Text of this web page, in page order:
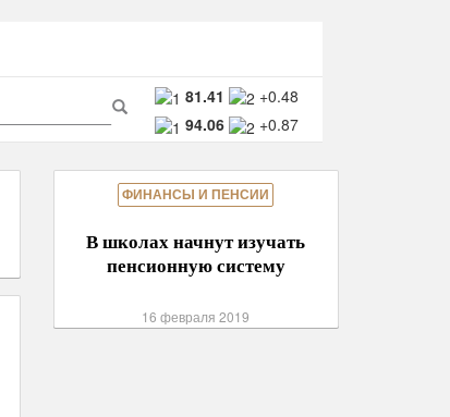
81.41
+0.48
94.06
+0.87
Поиск
ФИНАНСЫ И ПЕНСИИ
В школах начнут изучать
пенсионную систему
16 февраля 2019